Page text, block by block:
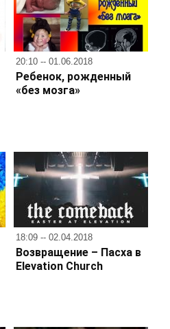
20:10 -- 01.06.2018
Ребенок, рожденный
«без мозга»
18:09 -- 02.04.2018
Возвращение – Пасха в
Elevation Church